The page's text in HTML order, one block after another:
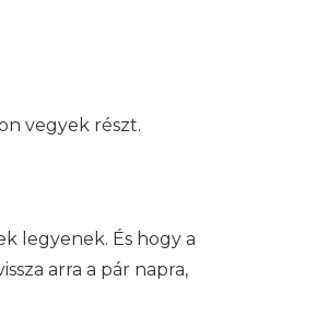
vegyek részt.
legyenek. És hogy a
arra a pár napra,